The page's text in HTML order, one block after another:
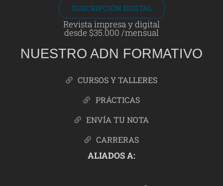
SUSCRIPCIÓN DIGITAL
Revista impresa y digital
desde $35.000 /mensual
NUESTRO ADN FORMATIVO
CURSOS Y TALLERES
PRÁCTICAS
ENVÍA TU NOTA
CARRERAS
ALIADOS A: